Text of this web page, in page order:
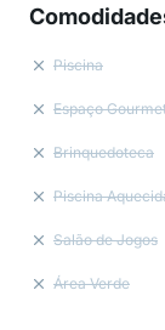
Piscina
Espaço
Brinquedoteca
Piscina
Salão de Jogos
Área Verde